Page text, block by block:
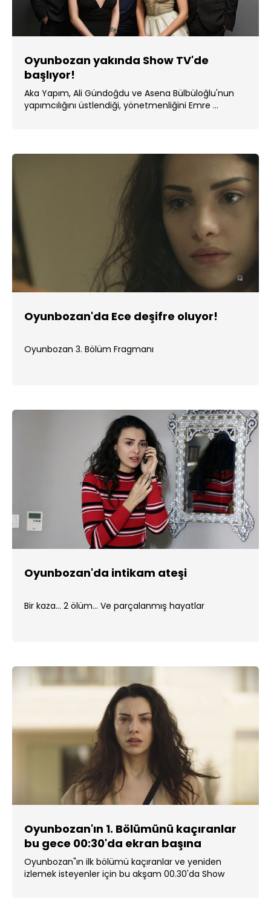
Oyunbozan yakında Show TV'de
başlıyor!
Aka Yapım, Ali Gündoğdu ve Asena Bülbüloğlu'nun
yapımcılığını üstlendiği, yönetmenliğini Emre ...
Oyunbozan'da Ece deşifre oluyor!
Oyunbozan 3. Bölüm Fragmanı
Oyunbozan'da intikam ateşi
Bir kaza... 2 ölüm... Ve parçalanmış hayatlar
Oyunbozan'ın 1. Bölümünü kaçıranlar
bu gece 00:30'da ekran başına
Oyunbozan"ın ilk bölümü kaçıranlar ve yeniden
izlemek isteyenler için bu akşam 00.30'da Show